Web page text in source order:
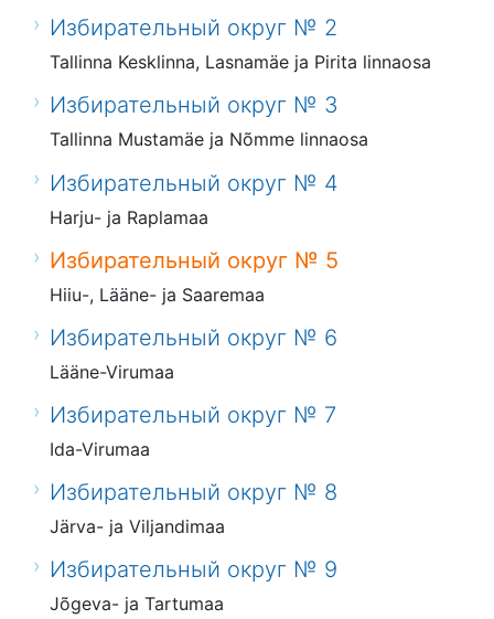
Избирательный округ № 2
Tallinna Kesklinna, Lasnamäe ja Pirita linnaosa
Избирательный округ № 3
Tallinna Mustamäe ja Nõmme linnaosa
Избирательный округ № 4
Harju- ja Raplamaa
Избирательный округ № 5
Hiiu-, Lääne- ja Saaremaa
Избирательный округ № 6
Lääne-Virumaa
Избирательный округ № 7
Ida-Virumaa
Избирательный округ № 8
Järva- ja Viljandimaa
Избирательный округ № 9
Jõgeva- ja Tartumaa